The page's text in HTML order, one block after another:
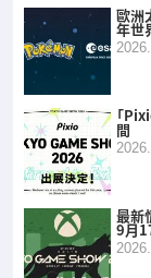
歐洲
年世
「
間
最新
9月